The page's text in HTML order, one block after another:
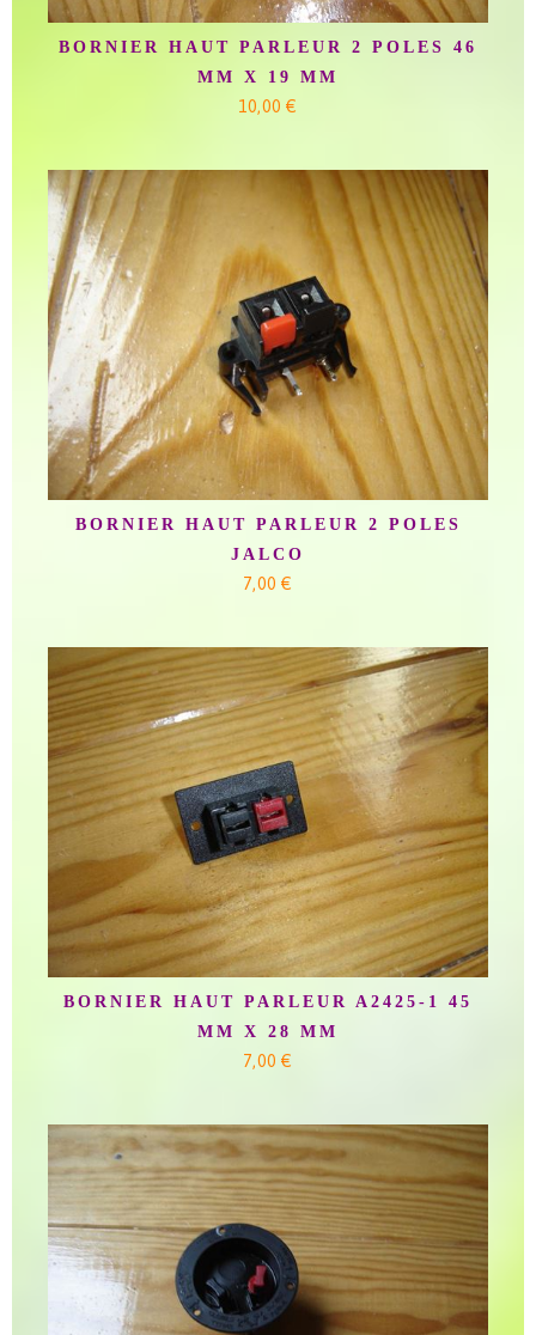
BORNIER HAUT PARLEUR 2 POLES 46
MM X 19 MM
10,00 €
BORNIER HAUT PARLEUR 2 POLES
JALCO
7,00 €
BORNIER HAUT PARLEUR A2425-1 45
MM X 28 MM
7,00 €